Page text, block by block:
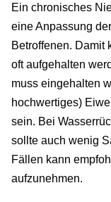
Ein chronisches
eine Anpassung
Betroffenen. Damit
oft aufgehalten
muss eingehalten
hochwertiges)
sein. Bei
sollte auch wenig
Fällen kann
aufzunehmen.